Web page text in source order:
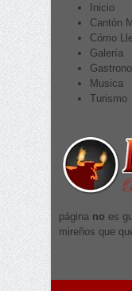
Inicio
Cantón
Cómo
Galería
Musica
Turismo
página no es
mireños que